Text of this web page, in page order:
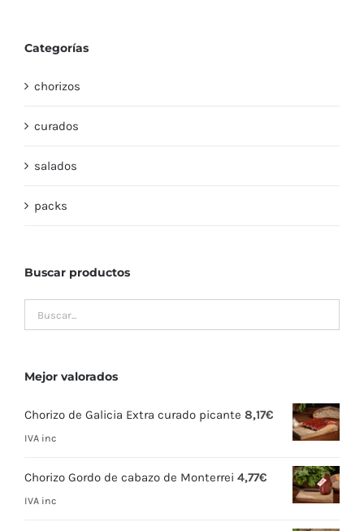
Categorías
chorizos
curados
salados
packs
Buscar productos
Mejor valorados
Chorizo de Galicia Extra curado picante 8,17€
IVA inc
Chorizo Gordo de cabazo de Monterrei 4,77€
IVA inc